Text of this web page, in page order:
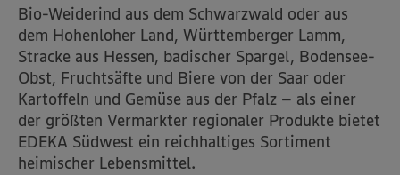
Bio-Weiderind aus dem Schwarzwald oder aus
dem Hohenloher Land, Württemberger Lamm,
Stracke aus Hessen, badischer Spargel, Bodensee-
Obst, Fruchtsäfte und Biere von der Saar oder
Kartoffeln und Gemüse aus der Pfalz – als einer
der größten Vermarkter regionaler Produkte bietet
EDEKA Südwest ein reichhaltiges Sortiment
heimischer Lebensmittel.